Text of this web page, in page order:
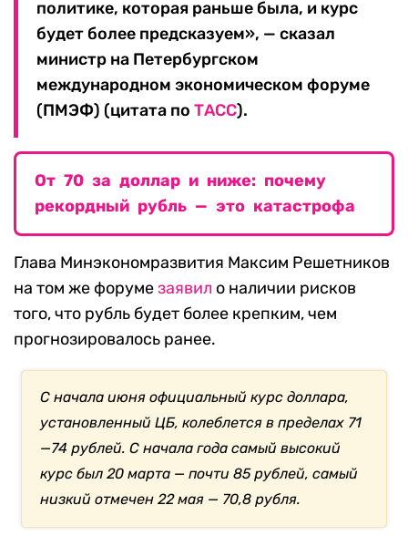
политике, которая раньше была, и курс
будет более предсказуем», — сказал
министр на Петербургском
международном экономическом форуме
(ПМЭФ) (цитата по ТАСС).
От 70 за доллар и ниже: почему
рекордный рубль — это катастрофа
Глава Минэкономразвития Максим Решетников
на том же форумезаявил о наличии рисков
того, что рубль будет более крепким, чем
прогнозировалось ранее.
С начала июня официальный курс доллара,
установленный ЦБ, колеблется в пределах 71
—74 рублей. С начала года самый высокий
курс был 20 марта — почти 85 рублей, самый
низкий отмечен 22 мая — 70,8 рубля.